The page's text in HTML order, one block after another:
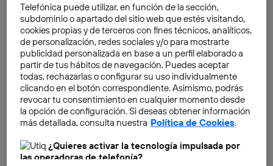
capitalizaciones mundiales del mundo del internet son
chinas (Baidu y Tencent) – por cierto no hay ninguna
europea. La mayor capitalización mundial del sector
de las telecomunicaciones también es del país
asiático:China Mobile desbanca a cualquier
competidor occidental, los americanos AT&T y
Verizon incluidos.
Telefónica puede utilizar, en función de la sección,
subdominio o apartado del sitio web que estés visitando,
cookies propias y de terceros con fines técnicos, analíticos,
de personalización, redes sociales y/o para mostrarte
publicidad personalizada en base a un perfil elaborado a
partir de tus hábitos de navegación. Puedes aceptar
todas, rechazarlas o configurar su uso individualmente
clicando en el botón correspondiente. Asimismo, podrás
revocar tu consentimiento en cualquier momento desde
la opción de configuración. Si deseas obtener información
más detallada, consulta nuestra Política de Cookies.
¿Quieres activar la tecnología impulsada por
las operadoras de telefonía?